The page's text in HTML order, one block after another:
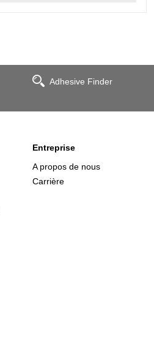
Adhesive Finder
Entreprise
A propos de nous
Carrière